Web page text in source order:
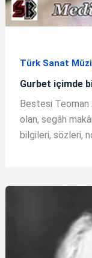
Türk Sanat
Gurbet içimde
Bestesi Teoman
olan, segâh
bilgileri, sözleri,